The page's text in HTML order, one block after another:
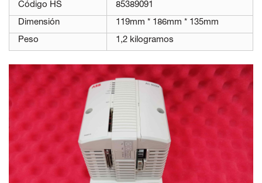
Código HS 85389091
Dimensión 119mm * 186mm * 135mm
Peso 1,2 kilogramos